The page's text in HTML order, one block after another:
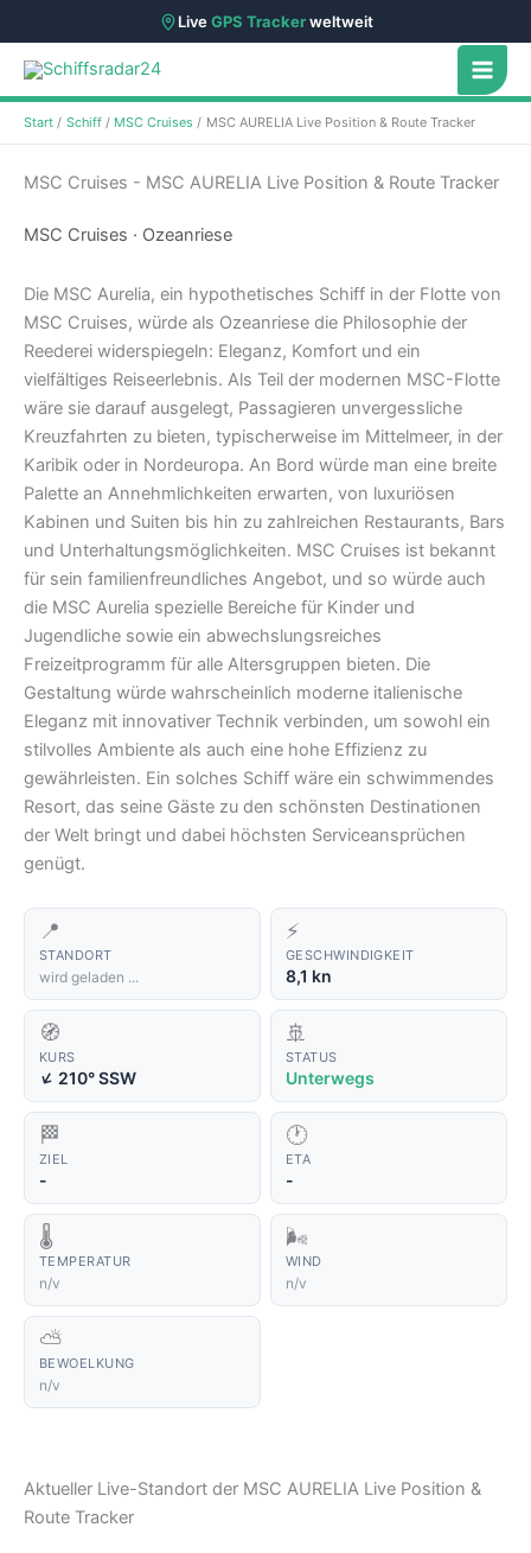
LiveGPS Trackerweltweit
Zum
Inhalt
springen
Start Schiff MSC Cruises MSC AURELIA Live Position & Route Tracker
MSC Cruises - MSC AURELIA Live Position & Route Tracker
MSC Cruises · Ozeanriese
Die MSC Aurelia, ein hypothetisches Schiff in der Flotte von
MSC Cruises, würde als Ozeanriese die Philosophie der
Reederei widerspiegeln: Eleganz, Komfort und ein
vielfältiges Reiseerlebnis. Als Teil der modernen MSC-Flotte
wäre sie darauf ausgelegt, Passagieren unvergessliche
Kreuzfahrten zu bieten, typischerweise im Mittelmeer, in der
Karibik oder in Nordeuropa. An Bord würde man eine breite
Palette an Annehmlichkeiten erwarten, von luxuriösen
Kabinen und Suiten bis hin zu zahlreichen Restaurants, Bars
und Unterhaltungsmöglichkeiten. MSC Cruises ist bekannt
für sein familienfreundliches Angebot, und so würde auch
die MSC Aurelia spezielle Bereiche für Kinder und
Jugendliche sowie ein abwechslungsreiches
Freizeitprogramm für alle Altersgruppen bieten. Die
Gestaltung würde wahrscheinlich moderne italienische
Eleganz mit innovativer Technik verbinden, um sowohl ein
stilvolles Ambiente als auch eine hohe Effizienz zu
gewährleisten. Ein solches Schiff wäre ein schwimmendes
Resort, das seine Gäste zu den schönsten Destinationen
der Welt bringt und dabei höchsten Serviceansprüchen
genügt.
📍
STANDORT
wird geladen ...
⚡
GESCHWINDIGKEIT
8,1 kn
🧭
KURS
↑210° SSW
🚢
STATUS
Unterwegs
🏁
ZIEL
-
🕐
ETA
-
🌡️
TEMPERATUR
n/v
🌬️
WIND
n/v
⛅
BEWOELKUNG
n/v
Aktueller Live-Standort der MSC AURELIA Live Position &
Route Tracker